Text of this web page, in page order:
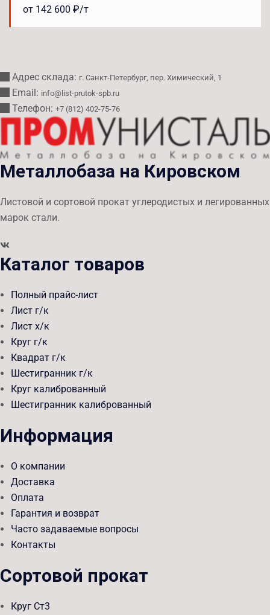
от 142 600 ₽/т
Адрес склада: г. Санкт-Петербург, пер. Химический, 1
Email: info@list-prutok-spb.ru
Телефон: +7 (812) 402-75-76
Металлобаза на Кировском
Листовой и сортовой прокат углеродистых и легированных
марок стали.
Каталог товаров
Полный прайс-лист
Лист г/к
Лист х/к
Круг г/к
Квадрат г/к
Шестигранник г/к
Круг калиброванный
Шестигранник калиброванный
Информация
О компании
Доставка
Оплата
Гарантия и возврат
Часто задаваемые вопросы
Контакты
Сортовой прокат
Круг Ст3